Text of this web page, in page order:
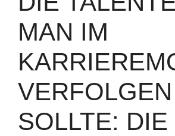
MAN IM
VERFOLGEN
SOLLTE: DIE